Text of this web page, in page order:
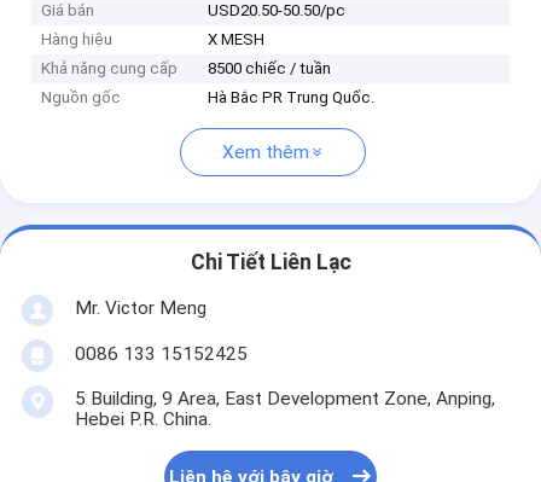
Giá bán
USD20.50-50.50/pc
Hàng hiệu
X MESH
Khả năng cung cấp
8500 chiếc / tuần
Nguồn gốc
Hà Bắc PR Trung Quốc.
Xem thêm
Chi Tiết Liên Lạc
Mr. Victor Meng
0086 133 15152425
5 Building, 9 Area, East Development Zone, Anping,
Hebei P.R. China.
Liên hệ với bây giờ